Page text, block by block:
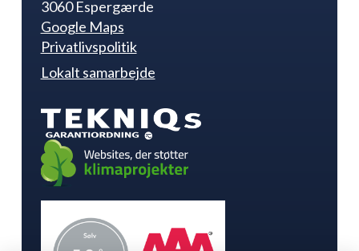
3060 Espergærde
Google Maps
Privatlivspolitik
Lokalt samarbejde